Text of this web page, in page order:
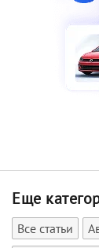
Еще
Все статьи